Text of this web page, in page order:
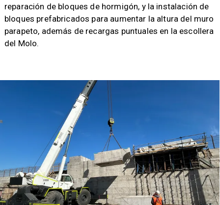
reparación de bloques de hormigón, y la instalación de
bloques prefabricados para aumentar la altura del muro
parapeto, además de recargas puntuales en la escollera
del Molo.